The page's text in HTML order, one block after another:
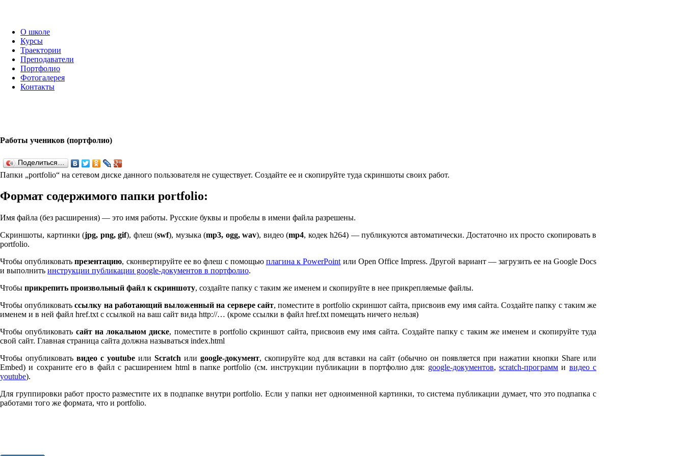
О школе
Курсы
Траектории
Преподаватели
Портфолио
Фотогалерея
Контакты
Работы учеников (портфолио)
Поделиться…
Папки „port­fo­lio“ на сетевом диске данного пользователя не существует. Создайте ее и скопируйте туда скриншоты своих работ.
Формат содержимого папки port­fo­lio:
Имя файла (без расширения) — это имя работы. Русские буквы и пробелы в имени файла разрешены.
Скриншоты, картинки (jpg, png, gif), флеш (swf), музыка (mp3, ogg, wav), видео (mp4, кодек h264) — публикуются автоматически. Достаточно их просто скопировать в
port­fo­lio.
Чтобы опубликоватьпрезентацию, сконвертируйте ее во флеш с помощью плагина к Pow­er­Point или Open Office Impress. Другой вариант — загрузить ее на Google Docs
и выполнить инструкции публикации google-документов в портфолио.
Чтобы прикрепить произвольный файл к скриншоту, создайте папку с таким же именем и скопируйте в нее прикрепляемые файлы.
Чтобы опубликоватьссылку на работающий выложенный на сервере сайт, поместите в port­fo­lio скриншот сайта, присвоив ему имя сайта. Создайте папку с таким же
именем и в ней файл href.txt с ссылкой на ваш сайт вида http://… (кроме ссылки в файл href.txt помещать ничего нельзя)
Чтобы опубликовать сайт на локальном диске, поместите в port­fo­lio скриншот сайта, присвоив ему имя сайта. Создайте папку с таким же именем и скопируйте туда
свой сайт. Главная страница сайта должна называться index.html
Чтобы опубликоватьвидео с youtube илиScratch илиgoogle-документ, скопируйте код для вставки на сайт (обычно он появляется при нажатии кнопки Share или
Embed) и сохраните его в файл с расширением html в папке port­fo­lio (см. инструкции публикации в портфолио для: google-документов,scratch-программ и видео с
youtube).
Для группировки работ просто разместите их в подпапке внутри port­fo­lio. Если у папки нет одноименной картинки, то система публикации думает, что это подпапка с
работами того же формата, что и port­fo­lio.